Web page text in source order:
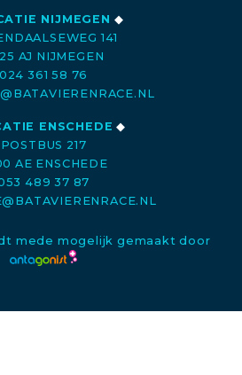
NIJMEGEN ◆
141
AJ NIJMEGEN
024 361 58 76
ENSCHEDE ◆
POSTBUS 217
AE ENSCHEDE
489 37 87
mede mogelijk gemaakt door